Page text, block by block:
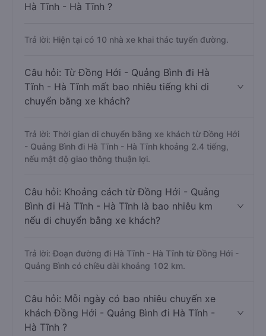
Hà Tĩnh - Hà Tĩnh ?
Trả lời: Hiện tại có 10 nhà xe khai thác tuyến đường.
Câu hỏi: Từ Đồng Hới - Quảng Bình đi Hà
Tĩnh - Hà Tĩnh mất bao nhiêu tiếng khi di
chuyển bằng xe khách?
Trả lời: Thời gian di chuyển bằng xe khách từ Đồng Hới
- Quảng Bình đi Hà Tĩnh - Hà Tĩnh khoảng 2.4 tiếng,
nếu mật độ giao thông thuận lợi.
Câu hỏi: Khoảng cách từ Đồng Hới - Quảng
Bình đi Hà Tĩnh - Hà Tĩnh là bao nhiêu km
nếu di chuyển bằng xe khách?
Trả lời: Đoạn đường đi Hà Tĩnh - Hà Tĩnh từ Đồng Hới -
Quảng Bình có chiều dài khoảng 102 km.
Câu hỏi: Mỗi ngày có bao nhiêu chuyến xe
khách Đồng Hới - Quảng Bình đi Hà Tĩnh -
Hà Tĩnh ?